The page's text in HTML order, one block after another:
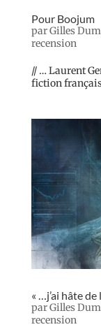
Pour Boojum
parGilles
recension
// … Laurent
fiction
« …j’ai hâte
parGilles
recension